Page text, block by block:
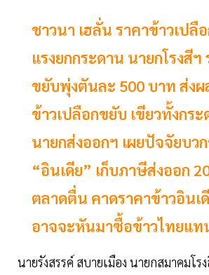
ชาวนา เฮลั่น ราคาข้าวเปลื
แรงยกกระดาน นายกโรงสีฯ
ขยับพุ่งตันละ 500 บาท ส่งผ
ข้าวเปลือกขยับ เขียวทั้งกร
นายกส่งออกฯ เผยปัจจัยบว
“อินเดีย” เก็บภาษีส่งออก
ตลาดตื่น คาดราคาข้าวอินเ
อาจจะหันมาซื้อข้าวไทยแท
นายรังสรรค์ สบายเมือง นายกสมาคมโร